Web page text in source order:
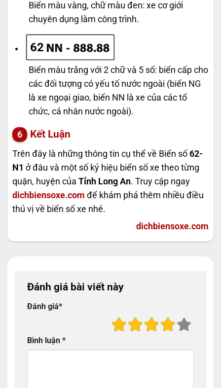
Biển màu vàng, chữ màu đen: xe cơ giới
chuyên dụng làm công trình.
62
Biển màu trắng với 2 chữ và 5 số: biển cấp cho
các đối tượng có yếu tố nước ngoài (biển NG
là xe ngoại giao, biển NN là xe của các tổ
chức, cá nhân nước ngoài).
Kết Luận
Trên đây là những thông tin cụ thể về Biển số 62-
N1 ở đâu và một số ký hiệu biển số xe theo từng
quận, huyện của Tỉnh Long An. Truy cập ngay
dichbiensoxe.com để khám phá thêm nhiều điều
thú vị về biển số xe nhé.
dichbiensoxe.com
Đánh giá bài viết này
Đánh giá*
Bình luận *